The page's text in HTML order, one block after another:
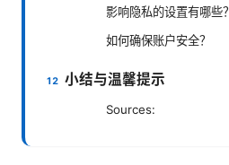
影响隐私的设置有哪些？
如何确保账户安全？
小结与温馨提示
Sources: